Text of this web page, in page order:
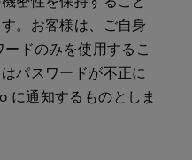
。お客様は、ご自身
ドのみを使用するこ
パスワードが不正に
に通知するものとしま